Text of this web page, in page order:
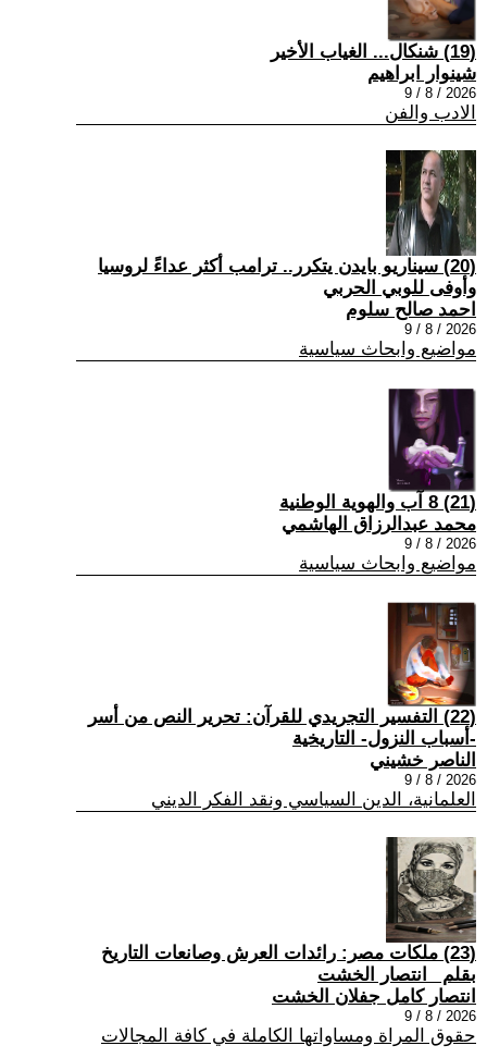
(19) شنكال... الغياب الأخير
شينوار ابراهيم
2026 / 8 / 9
الادب والفن
(20) سيناريو بايدن يتكرر.. ترامب أكثر عداءً لروسيا
وأوفى للوبي الحربي
احمد صالح سلوم
2026 / 8 / 9
مواضيع وابحاث سياسية
(21) 8 آب والهوية الوطنية
محمد عبدالرزاق الهاشمي
2026 / 8 / 9
مواضيع وابحاث سياسية
(22) التفسير التجريدي للقرآن: تحرير النص من أسر
-أسباب النزول- التاريخية
الناصر خشيني
2026 / 8 / 9
العلمانية، الدين السياسي ونقد الفكر الديني
(23) ملكات مصر: رائدات العرش وصانعات التاريخ
بقلم _انتصار الخشت
انتصار كامل جفلان الخشت
2026 / 8 / 9
حقوق المراة ومساواتها الكاملة في كافة المجالات